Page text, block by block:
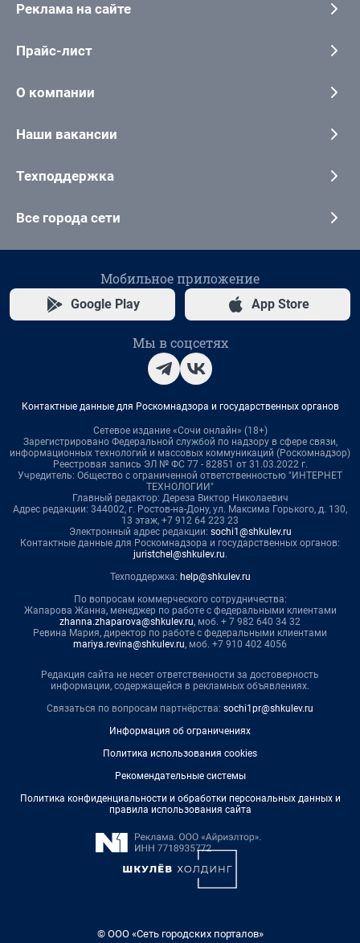
Реклама на сайте
Прайс-лист
О компании
Наши вакансии
Техподдержка
Все города сети
Мобильное приложение
Google Play App Store
Мы в соцсетях
Контактные данные для Роскомнадзора и государственных органов
Сетевое издание «Сочи онлайн» (18+)
Зарегистрировано Федеральной службой по надзору в сфере связи,
информационных технологий и массовых коммуникаций (Роскомнадзор)
Реестровая запись ЭЛ № ФС 77 - 82851 от 31.03.2022 г.
Учредитель: Общество с ограниченной ответственностью "ИНТЕРНЕТ
ТЕХНОЛОГИИ"
Главный редактор: Дереза Виктор Николаевич
Адрес редакции: 344002, г. Ростов-на-Дону, ул. Максима Горького, д. 130,
13 этаж, +7 912 64 223 23
Электронный адрес редакции: sochi1@shkulev.ru
Контактные данные для Роскомнадзора и государственных органов:
juristchel@shkulev.ru.
Техподдержка: help@shkulev.ru
По вопросам коммерческого сотрудничества:
Жапарова Жанна, менеджер по работе с федеральными клиентами
zhanna.zhaparova@shkulev.ru, моб. + 7 982 640 34 32
Ревина Мария, директор по работе с федеральными клиентами
mariya.revina@shkulev.ru, моб. +7 910 402 4056
Редакция сайта не несет ответственности за достоверность
информации, содержащейся в рекламных объявлениях.
Связаться по вопросам партнёрства: sochi1pr@shkulev.ru
Информация об ограничениях
Политика использования cookies
Рекомендательные системы
Политика конфиденциальности и обработки персональных данных и
правила использования сайта
© ООО «Сеть городских порталов»